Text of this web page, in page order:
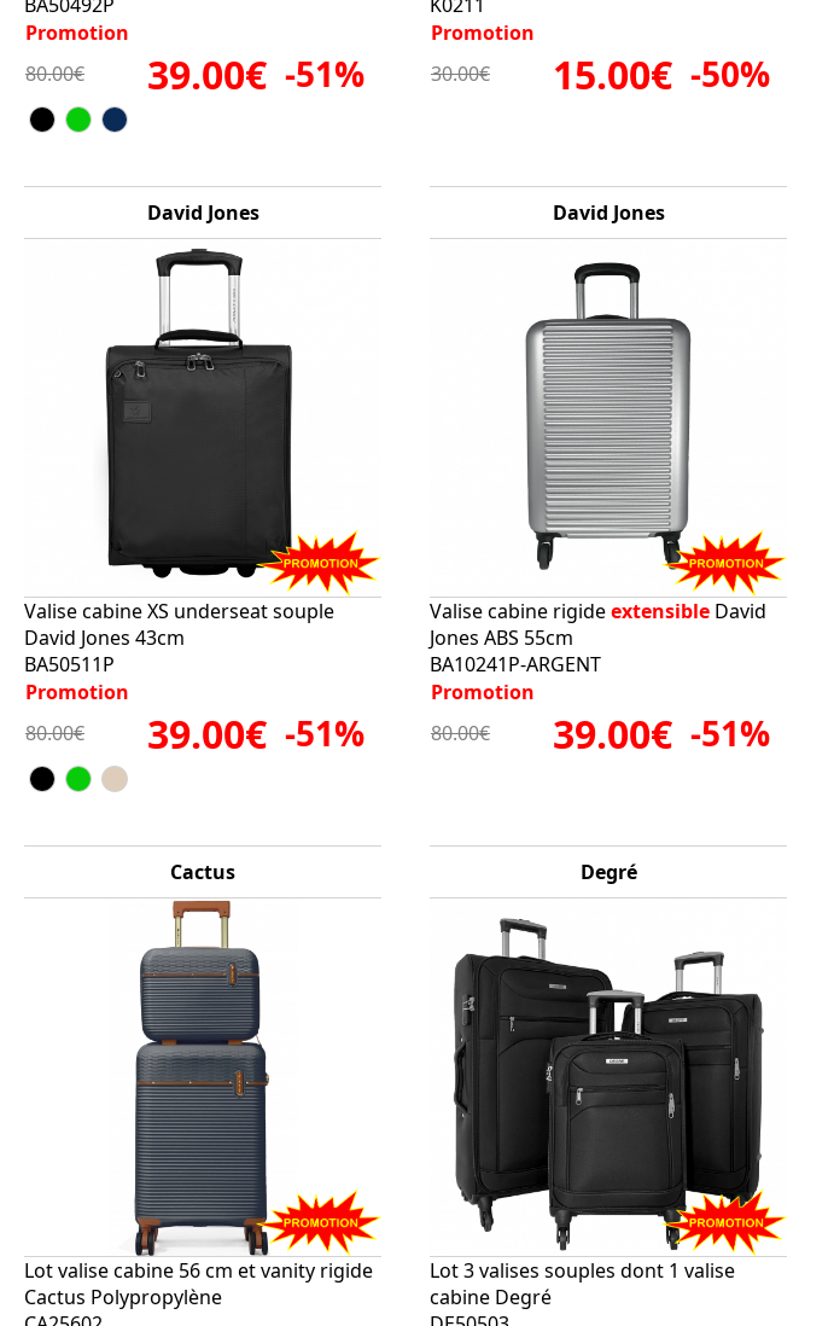
Promotion
80.00€
39.00€ -51%
Promotion
30.00€
15.00€ -50%
David Jones
Valise cabine XS underseat souple
David Jones 43cm
BA50511P
Promotion
80.00€
39.00€ -51%
David Jones
Valise cabine rigideextensible David
Jones ABS 55cm
BA10241P-ARGENT
Promotion
80.00€
39.00€ -51%
Cactus
Lot valise cabine 56 cm et vanity rigide
Cactus Polypropylène
Degré
Lot 3 valises souples dont 1 valise
cabine Degré